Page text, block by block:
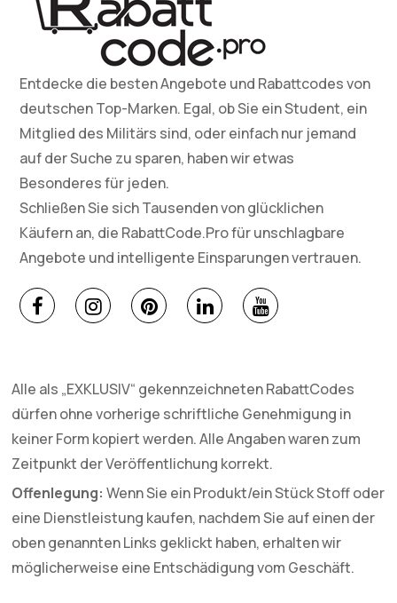
Entdecke die besten Angebote und Rabattcodes von
deutschen Top-Marken. Egal, ob Sie ein Student, ein
Mitglied des Militärs sind, oder einfach nur jemand
auf der Suche zu sparen, haben wir etwas
Besonderes für jeden.
Schließen Sie sich Tausenden von glücklichen
Käufern an, die RabattCode.Pro für unschlagbare
Angebote und intelligente Einsparungen vertrauen.
Alle als „EXKLUSIV“ gekennzeichneten RabattCodes
dürfen ohne vorherige schriftliche Genehmigung in
keiner Form kopiert werden. Alle Angaben waren zum
Zeitpunkt der Veröffentlichung korrekt.
Offenlegung: Wenn Sie ein Produkt/ein Stück Stoff oder
eine Dienstleistung kaufen, nachdem Sie auf einen der
oben genannten Links geklickt haben, erhalten wir
möglicherweise eine Entschädigung vom Geschäft.